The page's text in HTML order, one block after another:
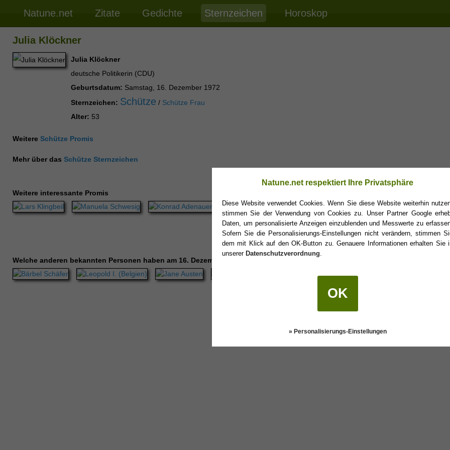
Natune.net Zitate Gedichte Sternzeichen Horoskop
Julia Klöckner
Julia Klöckner
deutsche Politikerin (CDU)
Geburtsdatum: Samstag, 16. Dezember 1972
Sternzeichen: Schütze / Schütze Frau
Alter: 53
Weitere Schütze Promis
Mehr über das Schütze Sternzeichen
Weitere interessante Promis
Welche anderen bekannten Personen haben am 16. Dezember Geburtstag?
Natune.net respektiert Ihre Privatsphäre
Diese Website verwendet Cookies. Wenn Sie diese Website weiterhin
stimmen Sie der Verwendung von Cookies zu. Unser Partner Google
Daten, um personalisierte Anzeigen einzublenden und Messwerte zu
Sofern Sie die Personalisierungs-Einstellungen nicht verändern, stimmen
dem mit Klick auf den OK-Button zu. Genauere Informationen erhalten Sie
unserer Datenschutzverordnung.
OK
» Personalisierungs-Einstellungen